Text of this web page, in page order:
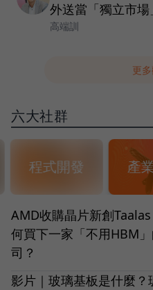
外送當「獨立市
高端訓
更
六大社群
程式開發 產
AMD收購晶片新創
何買下一家「不用HBM
司？
影片｜玻璃基板是什麼？